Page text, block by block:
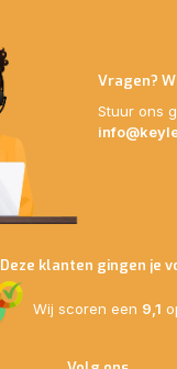
Vragen?
Stuur ons
Deze klanten gingen je
Wij scoren een 9,1